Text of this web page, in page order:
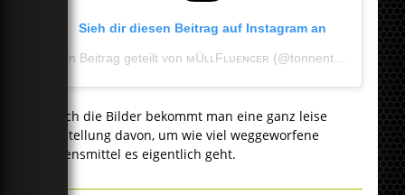
Sieh dir diesen Beitrag auf Instagram an
Durch die Bilder bekommt man eine ganz leise
Vorstellung davon, um wie viel weggeworfene
Lebensmittel es eigentlich geht.